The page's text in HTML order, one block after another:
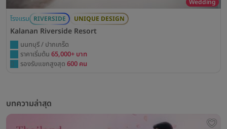
Wedding
โรงแรม RIVERSIDE UNIQUE DESIGN
Kalanan Riverside Resort
นนทบุรี / ปากเกร็ด
ราคาเริ่มต้น 65,000+ บาท
รองรับแขกสูงสุด 600 คน
บทความล่าสุด